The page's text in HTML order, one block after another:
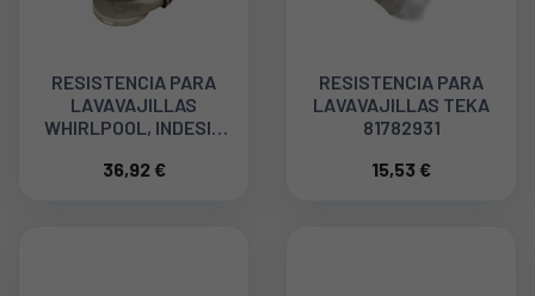
RESISTENCIA PARA
LAVAVAJILLAS
WHIRLPOOL, INDESIT
36,92 €
RESISTENCIA PARA
LAVAVAJILLAS TEKA
81782931
15,53 €